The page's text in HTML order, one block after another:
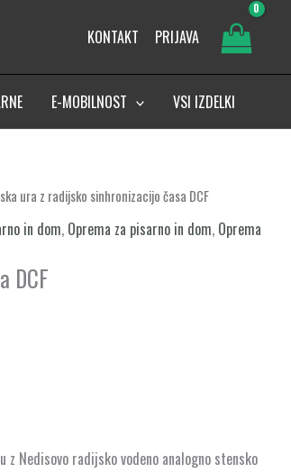
KONTAKT PRIJAVA
E-MOBILNOST VSI IZDELKI
ura z radijsko sinhronizacijo časa DCF
in dom, Oprema za pisarno in dom, Oprema
DCF
Nedisovo radijsko vodeno analogno stensko